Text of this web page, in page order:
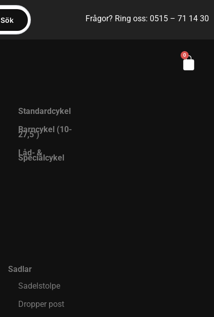
Sök Frågor? Ring oss: 0515 – 71 14 30
Standardcykel
Barncykel (10-
27,5″)
Låd- &
Specialcykel
Sadlar
Sadelstolpe
Dropper post
0